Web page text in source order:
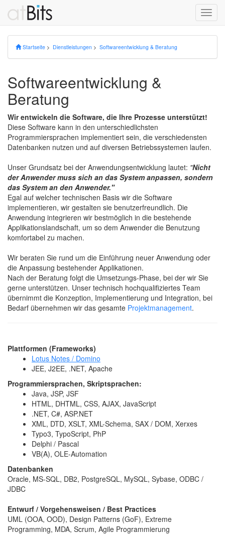
Startseite > Dienstleistungen > Softwareentwicklung & Beratung
Softwareentwicklung &
Beratung
Wir entwickeln die Software, die Ihre Prozesse unterstützt!
Diese Software kann in den unterschiedlichsten
Programmiersprachen implementiert sein, die verschiedensten
Datenbanken nutzen und auf diversen Betriebssystemen laufen.
Unser Grundsatz bei der Anwendungsentwicklung lautet: "Nicht
der Anwender muss sich an das System anpassen, sondern
das System an den Anwender."
Egal auf welcher technischen Basis wir die Software
implementieren, wir gestalten sie benutzerfreundlich. Die
Anwendung integrieren wir bestmöglich in die bestehende
Applikationslandschaft, um so dem Anwender die Benutzung
komfortabel zu machen.
Wir beraten Sie rund um die Einführung neuer Anwendung oder
die Anpassung bestehender Applikationen.
Nach der Beratung folgt die Umsetzungs-Phase, bei der wir Sie
gerne unterstützen. Unser technisch hochqualifiziertes Team
übernimmt die Konzeption, Implementierung und Integration, bei
Bedarf übernehmen wir das gesamte Projektmanagement.
Plattformen (Frameworks)
Lotus Notes / Domino
JEE, J2EE, .NET, Apache
Programmiersprachen, Skriptsprachen:
Java, JSP, JSF
HTML, DHTML, CSS, AJAX, JavaScript
.NET, C#, ASP.NET
XML, DTD, XSLT, XML-Schema, SAX / DOM, Xerxes
Typo3, TypoScript, PhP
Delphi / Pascal
VB(A), OLE-Automation
Datenbanken
Oracle, MS-SQL, DB2, PostgreSQL, MySQL, Sybase, ODBC /
JDBC
Entwurf / Vorgehensweisen / Best Practices
UML (OOA, OOD), Design Patterns (GoF), Extreme
Programming, MDA, Scrum, Agile Programmierung